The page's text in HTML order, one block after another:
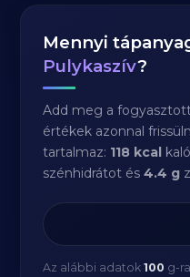
Mennyi
Pulykaszív?
Add meg a
értékek azonnal
tartalmaz: 118 kcal
szénhidrátot és4.4 g
Az alábbi adatok100 g-